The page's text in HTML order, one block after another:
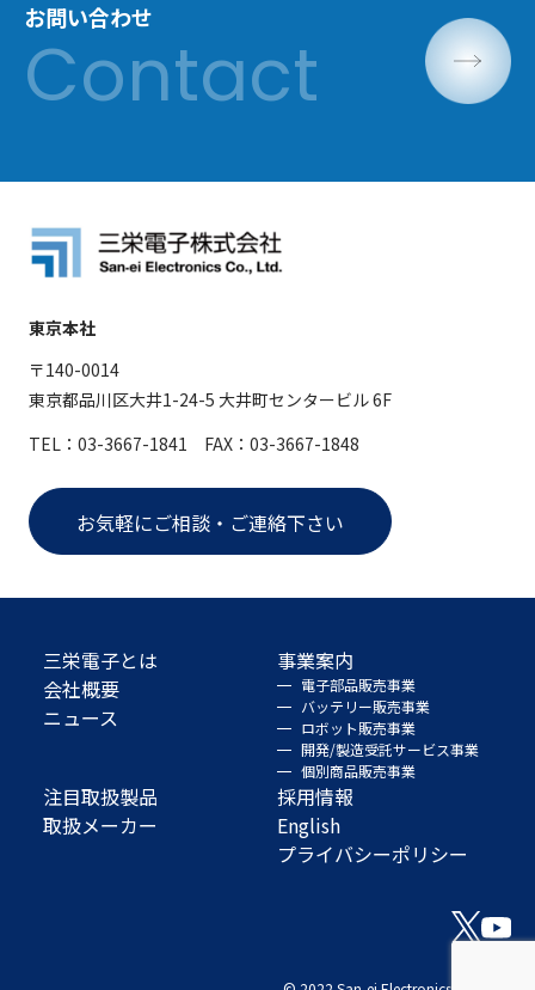
お問い合わせ
東京本社
〒140-0014
東京都品川区大井1-24-5 大井町センタービル 6F
TEL：03-3667-1841 FAX：03-3667-1848
お気軽にご相談・ご連絡下さい
三栄電子とは
会社概要
ニュース
事業案内
電子部品販売事業
バッテリー販売事業
ロボット販売事業
開発/製造受託サービス事業
個別商品販売事業
注目取扱製品
取扱メーカー
採用情報
English
プライバシーポリシー